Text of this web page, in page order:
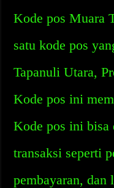
Kode pos Muara
satu kode pos
Tapanuli Utara,
Kode pos ini
Kode pos ini bisa
transaksi seperti
pembayaran, dan